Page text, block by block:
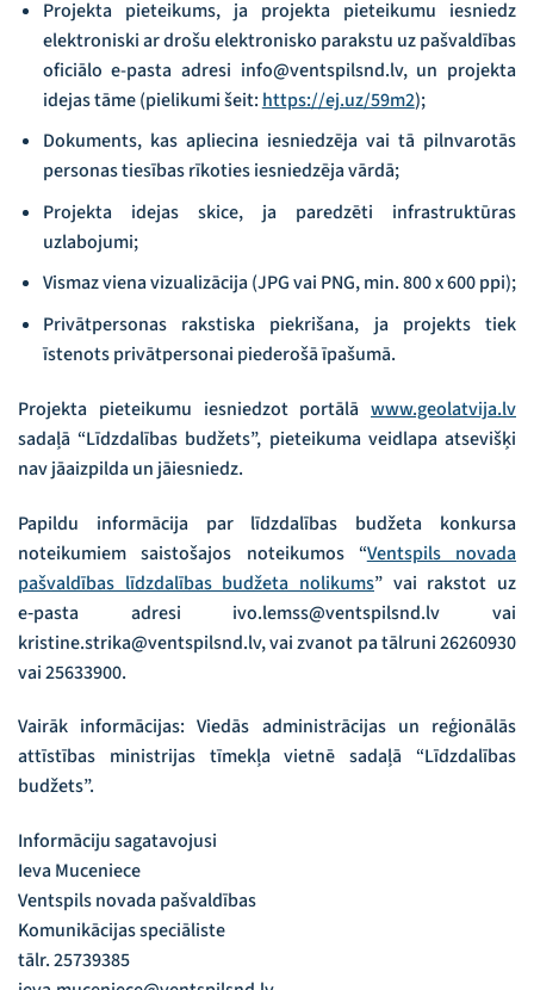
Projekta pieteikums, ja projekta pieteikumu iesniedz
elektroniski ar drošu elektronisko parakstu uz pašvaldības
oficiālo e-pasta adresi info@ventspilsnd.lv, un projekta
idejas tāme (pielikumi šeit: https://ej.uz/59m2);
Dokuments, kas apliecina iesniedzēja vai tā pilnvarotās
personas tiesības rīkoties iesniedzēja vārdā;
Projekta idejas skice, ja paredzēti infrastruktūras
uzlabojumi;
Vismaz viena vizualizācija (JPG vai PNG, min. 800 x 600 ppi);
Privātpersonas rakstiska piekrišana, ja projekts tiek
īstenots privātpersonai piederošā īpašumā.
Projekta pieteikumu iesniedzot portālā www.geolatvija.lv
sadaļā “Līdzdalības budžets”, pieteikuma veidlapa atsevišķi
nav jāaizpilda un jāiesniedz.
Papildu informācija par līdzdalības budžeta konkursa
noteikumiem saistošajos noteikumos “Ventspils novada
pašvaldības līdzdalības budžeta nolikums” vai rakstot uz
e‑pasta adresi ivo.lemss@ventspilsnd.lv vai
kristine.strika@ventspilsnd.lv, vai zvanot pa tālruni 26260930
vai 25633900.
Vairāk informācijas: Viedās administrācijas un reģionālās
attīstības ministrijas tīmekļa vietnē sadaļā “Līdzdalības
budžets”.
Informāciju sagatavojusi
Ieva Muceniece
Ventspils novada pašvaldības
Komunikācijas speciāliste
tālr. 25739385